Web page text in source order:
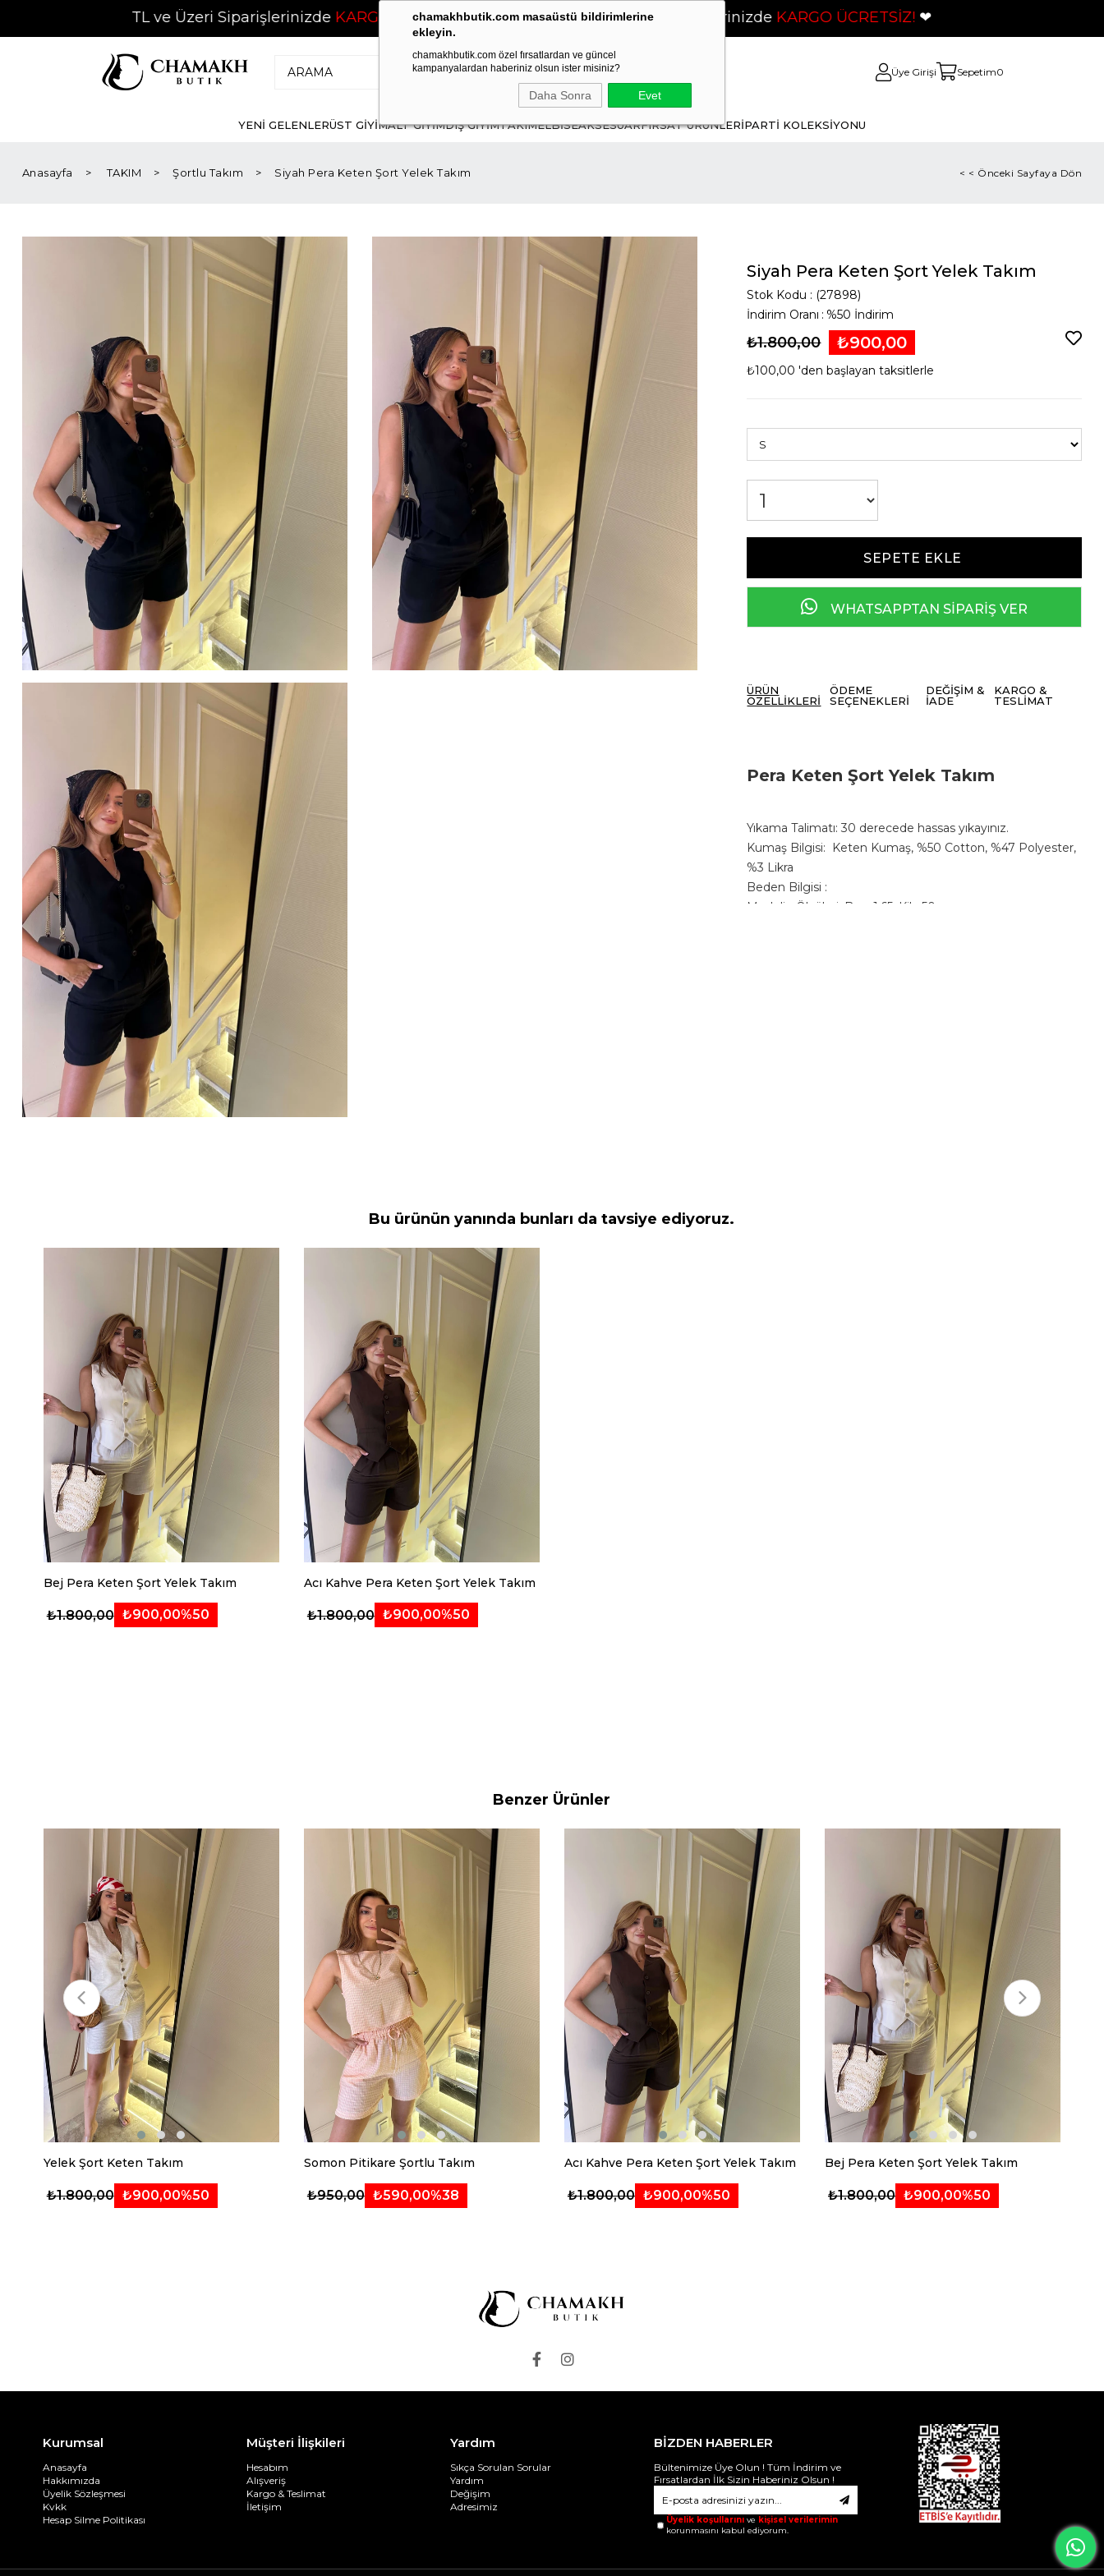
chamakhbutik.com masaüstü bildirimlerine
ekleyin.
chamakhbutik.com özel fırsatlardan ve güncel
kampanyalardan haberiniz olsun ister misiniz?
Daha Sonra Evet
2500 TL ve Üzeri SiparişlerinizdeKARGO ÜCRETSİZ! ❤ 2500 TL ve Üzeri Siparişlerinizde KARGO ÜCRETSİZ! ❤
Üye Girişi Sepetim0
YENİ GELENLERÜST GİYİMALT GİYİMDIŞ GİYİMTAKIMELBİSEAKSESUARFIRSAT ÜRÜNLERİPARTİ KOLEKSİYONU
Anasayfa TAKIM Şortlu Takım Siyah Pera Keten Şort Yelek Takım < < Önceki Sayfaya Dön
Siyah Pera Keten Şort Yelek Takım
Stok Kodu
(27898)
İndirim Oranı : %50 İndirim
₺1.800,00 ₺900,00
₺100,00 'den başlayan taksitlerle
WHATSAPPTAN SİPARİŞ VER
ÜRÜN
ÖZELLIKLERI
ÖDEME
SEÇENEKLERI
DEĞIŞIM &
İADE
KARGO &
TESLIMAT
Pera Keten Şort Yelek Takım
Yıkama Talimatı: 30 derecede hassas yıkayınız.
Kumaş Bilgisi: Keten Kumaş, %50 Cotton, %47 Polyester,
%3 Likra
Beden Bilgisi :
Modelin Ölçüleri: Boy: 1.65, Kilo:50
Bu ürünün yanında bunları da tavsiye ediyoruz.
Bej Pera Keten Şort Yelek Takım
₺900,00%50
₺1.800,00
Acı Kahve Pera Keten Şort Yelek Takım
₺900,00%50
₺1.800,00
Benzer Ürünler
Yelek Şort Keten Takım
₺900,00%50
₺1.800,00
Somon Pitikare Şortlu Takım
₺590,00%38
₺950,00
Acı Kahve Pera Keten Şort Yelek Takım
₺900,00%50
₺1.800,00
Bej Pera Keten Şort Yelek Takım
₺900,00%50
₺1.800,00
Kurumsal
Anasayfa
Hakkımızda
Üyelik Sözleşmesi
Kvkk
Hesap Silme Politikası
Müşteri İlişkileri
Hesabım
Alışveriş
Kargo & Teslimat
İletişim
Yardım
Sıkça Sorulan Sorular
Yardım
Değişim
Adresimiz
BİZDEN HABERLER
Bültenimize Üye Olun ! Tüm İndirim ve
Fırsatlardan İlk Sizin Haberiniz Olsun !
Üyelik koşullarını ve kişisel verilerimin
korunmasını kabul ediyorum.